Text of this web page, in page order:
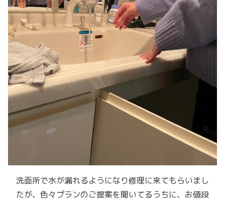
洗面所で水が漏れるようになり修理に来てもらいまし
たが、色々プランのご提案を聞いてるうちに、お値段